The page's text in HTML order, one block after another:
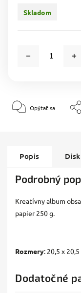
Skladom
Opýtať sa
Popis
Podrobný
Kreatívny album
papier 250 g.
Rozmery: 20,5 x
Dodatočné